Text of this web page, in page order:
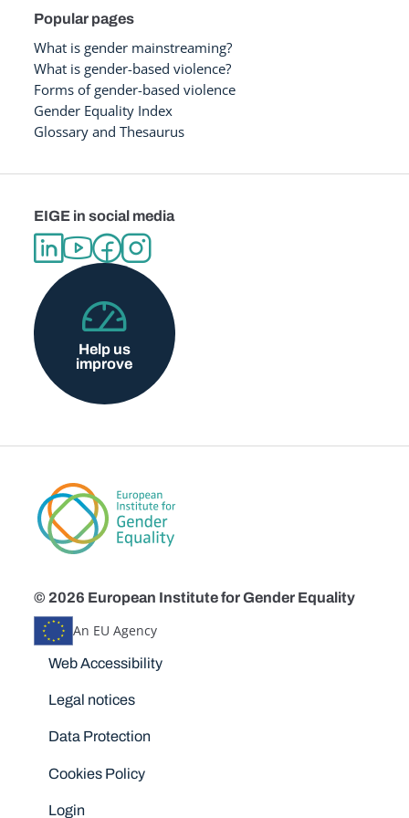
Popular pages
What is gender mainstreaming?
What is gender-based violence?
Forms of gender-based violence
Gender Equality Index
Glossary and Thesaurus
EIGE in social media
Help us
improve
© 2026 European Institute for Gender Equality
An EU Agency
Disclaimers
Web Accessibility
Legal notices
Data Protection
Cookies Policy
Login